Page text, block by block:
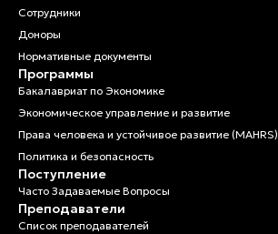
Сотрудники
Доноры
Нормативные документы
Программы
Бакалавриат по Экономике
Экономическое управление и развитие
Права человека и устойчивое развитие (MAHRS)
Политика и безопасность
Поступление
Часто Задаваемые Вопросы
Преподаватели
Список преподавателей